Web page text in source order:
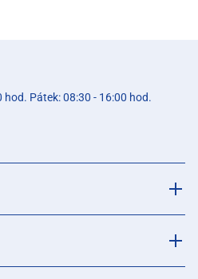
hod. Pátek: 08:30 - 16:00 hod.